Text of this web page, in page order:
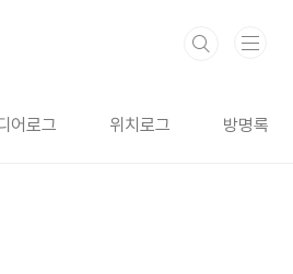
어로그 위치로그 방명록